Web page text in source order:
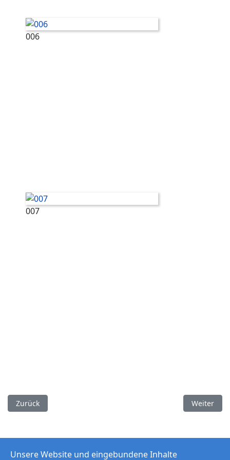
006
007
Vorheriger Beitrag: North American Aviation T6 Havard
Zurück Nächster
Weiter
Unsere Website und eingebundene Inhalte